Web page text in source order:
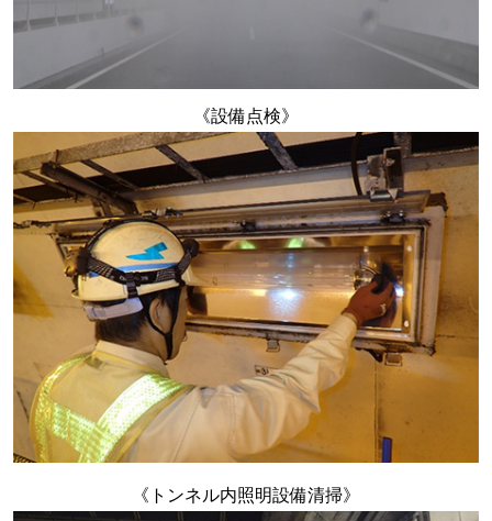
《設備点検》
《トンネル内照明設備清掃》